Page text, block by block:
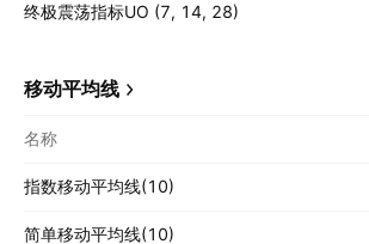
终极震荡指标UO (7, 14, 28)
移动平均线
名称
指数移动平均线(10)
简单移动平均线(10)